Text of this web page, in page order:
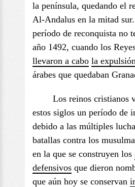
la península, quedando el
Al-Andalus en la mitad
período de reconquista no
año 1492, cuando los
llevaron a cabo la
árabes que quedaban
Los reinos cristianos
estos siglos un período de
debido a las múltiples
batallas contra los
en la que se construyen los
defensivos que dieron
que aún hoy se conservan